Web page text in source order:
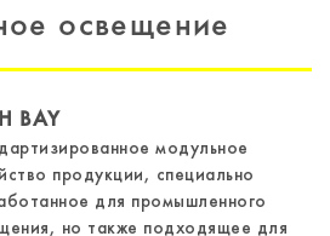
освещение
BAY
модульное
продукции, специально
для промышленного
но также подходящее для